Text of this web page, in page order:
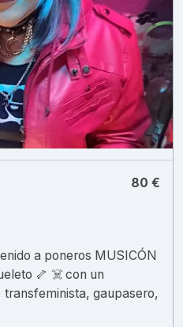
80 €
a poneros MUSICÓN
🦴 ☠️ con un
gaupasero,